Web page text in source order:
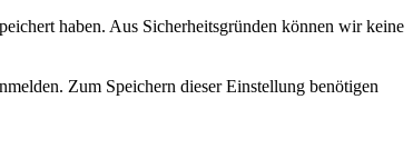
haben. Aus Sicherheitsgründen können wir keine
Zum Speichern dieser Einstellung benötigen